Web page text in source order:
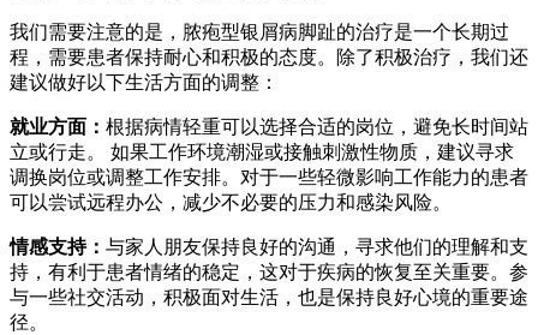
我们需要注意的是，脓疱型银屑病脚趾的治疗是一个长期过
程，需要患者保持耐心和积极的态度。除了积极治疗，我们还
建议做好以下生活方面的调整：
就业方面： 根据病情轻重可以选择合适的岗位，避免长时间站
立或行走。 如果工作环境潮湿或接触刺激性物质，建议寻求
调换岗位或调整工作安排。对于一些轻微影响工作能力的患者
可以尝试远程办公，减少不必要的压力和感染风险。
情感支持： 与家人朋友保持良好的沟通，寻求他们的理解和支
持，有利于患者情绪的稳定，这对于疾病的恢复至关重要。参
与一些社交活动，积极面对生活，也是保持良好心境的重要途
径。